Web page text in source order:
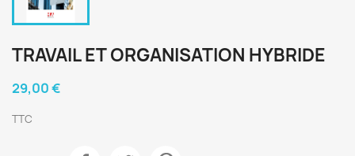
TRAVAIL ET ORGANISATION HYBRIDE
29,00 €
TTC